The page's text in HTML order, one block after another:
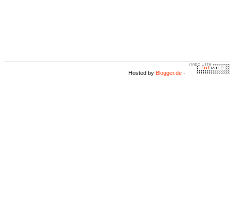
Hosted by Blogger.de -